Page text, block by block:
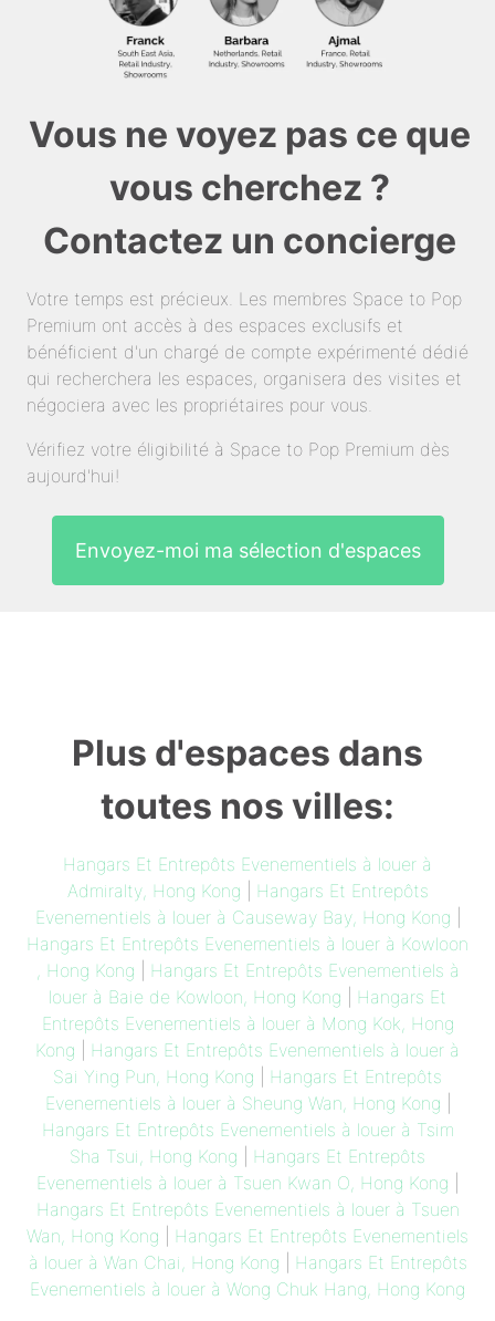
Vous ne voyez pas ce que
vous cherchez ?
Contactez un concierge
Votre temps est précieux. Les membres Space to Pop
Premium ont accès à des espaces exclusifs et
bénéficient d'un chargé de compte expérimenté dédié
qui recherchera les espaces, organisera des visites et
négociera avec les propriétaires pour vous.
Vérifiez votre éligibilité à Space to Pop Premium dès
aujourd'hui!
Envoyez-moi ma sélection d'espaces
Plus d'espaces dans
toutes nos villes:
Hangars Et Entrepôts Evenementiels à louer à
Admiralty, Hong Kong
Hangars Et Entrepôts
Evenementiels à louer à Causeway Bay, Hong Kong
Hangars Et Entrepôts Evenementiels à louer à Kowloon
, Hong Kong
Hangars Et Entrepôts Evenementiels à
louer à Baie de Kowloon, Hong Kong
Hangars Et
Entrepôts Evenementiels à louer à Mong Kok, Hong
Kong
Hangars Et Entrepôts Evenementiels à louer à
Sai Ying Pun, Hong Kong
Hangars Et Entrepôts
Evenementiels à louer à Sheung Wan, Hong Kong
Hangars Et Entrepôts Evenementiels à louer à Tsim
Sha Tsui, Hong Kong
Hangars Et Entrepôts
Evenementiels à louer à Tsuen Kwan O, Hong Kong
Hangars Et Entrepôts Evenementiels à louer à Tsuen
Wan, Hong Kong
Hangars Et Entrepôts Evenementiels
à louer à Wan Chai, Hong Kong
Hangars Et Entrepôts
Evenementiels à louer à Wong Chuk Hang, Hong Kong